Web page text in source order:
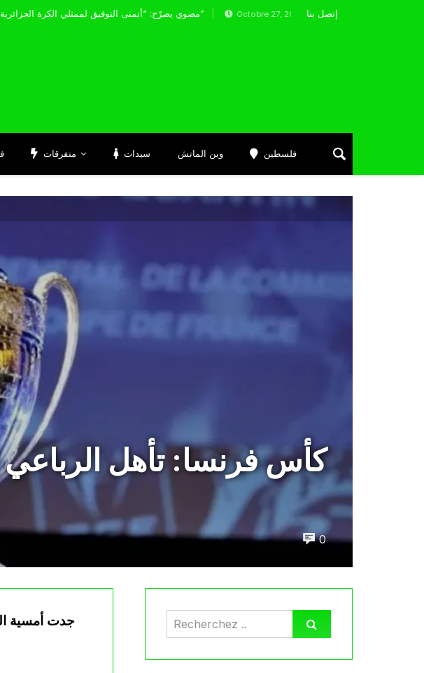
مضوي يصرّح: “أتمنى التوفيق لممثلي الكرة الجزائرية في المسابقات القارية” Octobre 27, 2025 بعد غياب ثلاثة أشهر بسبب الإصابة
إتصل بنا
متفرقات سيدات وين الماتش فلسطين
كأس فرنسا: تأهل الرباعي
0
جدت أمسية